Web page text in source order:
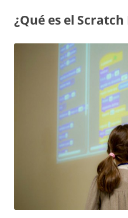
¿Qué es el Scratch